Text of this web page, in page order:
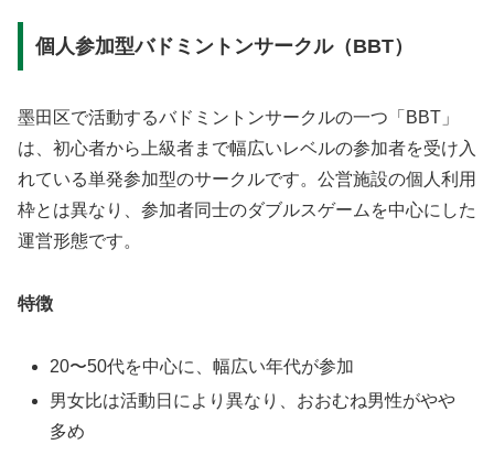
個人参加型バドミントンサークル（BBT）
墨田区で活動するバドミントンサークルの一つ「BBT」
は、初心者から上級者まで幅広いレベルの参加者を受け入
れている単発参加型のサークルです。公営施設の個人利用
枠とは異なり、参加者同士のダブルスゲームを中心にした
運営形態です。
特徴
20〜50代を中心に、幅広い年代が参加
男女比は活動日により異なり、おおむね男性がやや
多め